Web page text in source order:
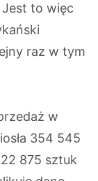
to więc
raz w tym
w
354 545
875 sztuk